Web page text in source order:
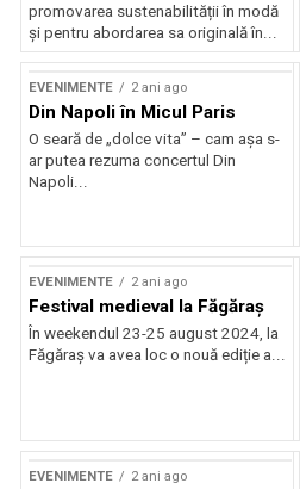
promovarea sustenabilității în modă
și pentru abordarea sa originală în...
EVENIMENTE 2 ani ago
Din Napoli în Micul Paris
O seară de „dolce vita” – cam așa s-
ar putea rezuma concertul Din
Napoli...
EVENIMENTE 2 ani ago
Festival medieval la Făgăraș
În weekendul 23-25 august 2024, la
Făgăraș va avea loc o nouă ediție a...
EVENIMENTE 2 ani ago